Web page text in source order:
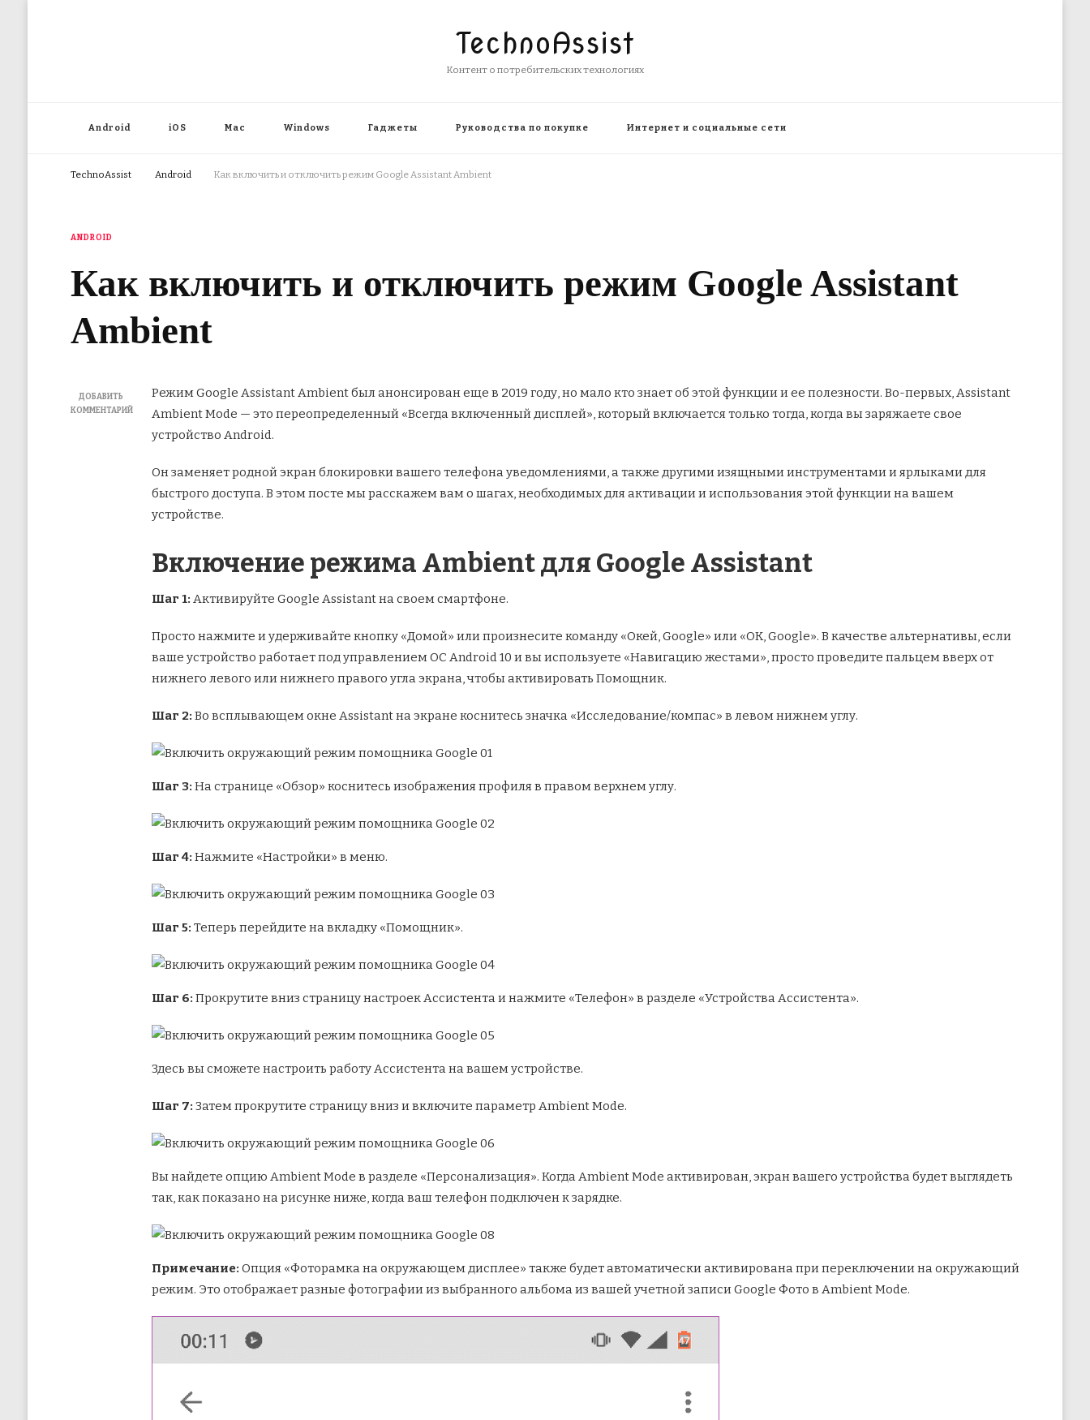
TechnoAssist
Контент о потребительских технологиях
Android iOS Mac Windows Гаджеты Руководства по покупке Интернет и социальные сети
TechnoAssist Android Как включить и отключить режим Google Assistant Ambient
ANDROID
Как включить и отключить режим Google Assistant
Ambient
ДОБАВИТЬ
КОММЕНТАРИЙ
ОТКЛЮЧИТЬ
Режим Google Assistant Ambient был анонсирован еще в 2019 году, но мало кто знает об этой функции и ее полезности. Во-первых, Assistant
Ambient Mode — это переопределенный «Всегда включенный дисплей», который включается только тогда, когда вызаряжаете свое
устройство Android.
Он заменяет родной экран блокировки вашего телефона уведомлениями, а также другими изящными инструментами и ярлыками для
быстрого доступа. В этом посте мы расскажем вам о шагах, необходимых для активации и использования этой функции на вашем
устройстве.
Включение режима Ambient для Google Assistant
Шаг 1: Активируйте Google Assistant на своем смартфоне.
Просто нажмите и удерживайте кнопку «Домой» или произнесите команду «Окей, Google» или «ОК, Google». В качестве альтернативы, если
ваше устройство работает под управлением ОС Android 10 и вы используете «Навигацию жестами», просто проведите пальцем вверх от
нижнего левого или нижнего правого угла экрана, чтобы активировать Помощник.
Шаг 2: Во всплывающем окне Assistant на экране коснитесь значка «Исследование/компас» в левом нижнем углу.
Шаг 3: На странице «Обзор» коснитесь изображения профиля в правом верхнем углу.
Шаг 4: Нажмите «Настройки» в меню.
Шаг 5: Теперь перейдите на вкладку «Помощник».
Шаг 6: Прокрутите вниз страницу настроек Ассистента и нажмите «Телефон» в разделе «Устройства Ассистента».
Здесь вы сможете настроить работу Ассистента на вашем устройстве.
Шаг 7: Затем прокрутите страницу вниз и включите параметр Ambient Mode.
Вы найдете опцию Ambient Mode в разделе «Персонализация». Когда Ambient Mode активирован, экран вашего устройства будет выглядеть
так, как показано на рисунке ниже, когда ваш телефон подключен к зарядке.
Примечание: Опция «Фоторамка на окружающем дисплее» также будет автоматически активирована при переключении на окружающий
режим. Это отображает разные фотографии из выбранного альбома из вашей учетной записи Google Фото в Ambient Mode.